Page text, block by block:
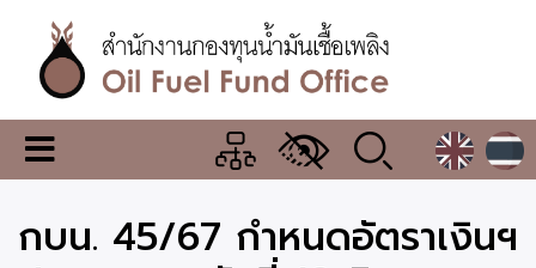
เนื้อหา
หลักสำนักงาน
กองทุน
น้ำมัน
เมนู
เปลี่ยน
แสดง
ผล
กบน. 45/67 กำหนดอัตราเงินฯ